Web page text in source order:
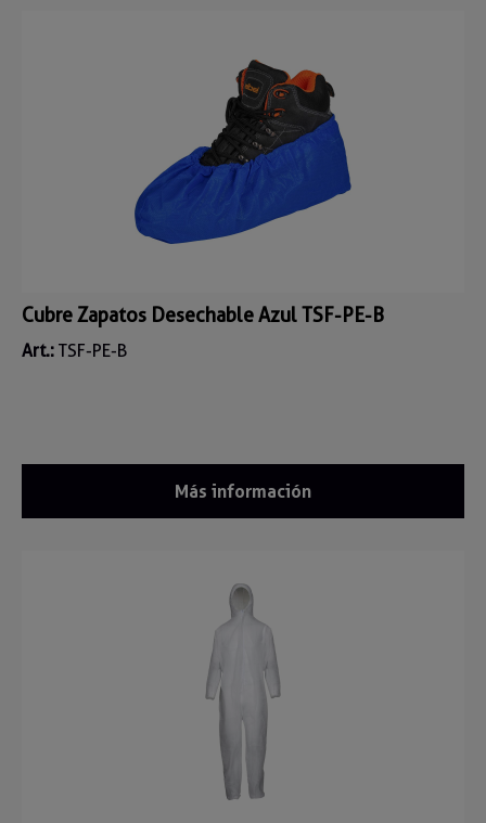
Cubre Zapatos Desechable Azul TSF-PE-B
Art.: TSF-PE-B
Más información